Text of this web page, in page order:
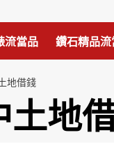
流當品 鑽石精品流
地借錢
土地